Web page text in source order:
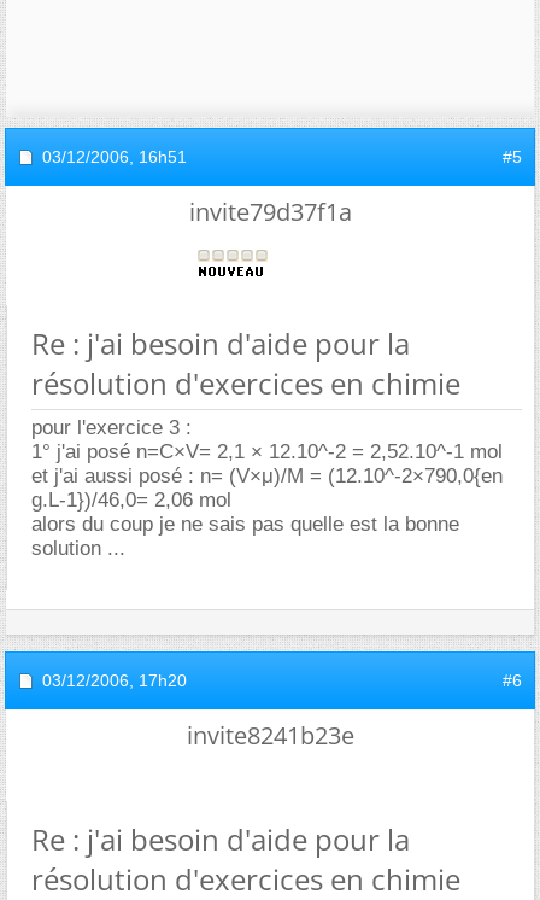
03/12/2006, 16h51 #5
invite79d37f1a
Re : j'ai besoin d'aide pour la
résolution d'exercices en chimie
pour l'exercice 3 :
1° j'ai posé n=C×V= 2,1 × 12.10^-2 = 2,52.10^-1 mol
et j'ai aussi posé : n= (V×μ)/M = (12.10^-2×790,0{en
g.L-1})/46,0= 2,06 mol
alors du coup je ne sais pas quelle est la bonne
solution ...
03/12/2006, 17h20 #6
invite8241b23e
Re : j'ai besoin d'aide pour la
résolution d'exercices en chimie